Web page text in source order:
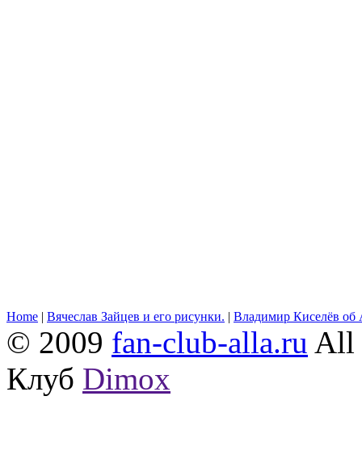
Home | Вячеслав Зайцев и его рисунки. | Владимир Киселёв об
© 2009 fan-club-alla.ru All
Клуб Dimox